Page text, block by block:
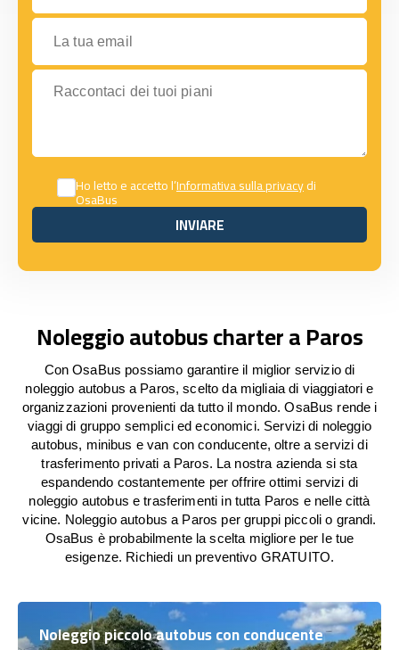
La tua email
Raccontaci dei tuoi piani
Ho letto e accetto l’Informativa sulla privacydi
OsaBus
INVIARE
INVIARE
Noleggio autobus charter a Paros
Con OsaBus possiamo garantire il miglior servizio di
noleggio autobus a Paros, scelto da migliaia di viaggiatori e
organizzazioni provenienti da tutto il mondo. OsaBus rende i
viaggi di gruppo semplici ed economici. Servizi di noleggio
autobus, minibus e van con conducente, oltre a servizi di
trasferimento privati a Paros. La nostra azienda si sta
espandendo costantemente per offrire ottimi servizi di
noleggio autobus e trasferimenti in tutta Paros e nelle città
vicine. Noleggio autobus a Paros per gruppi piccoli o grandi.
OsaBus è probabilmente la scelta migliore per le tue
esigenze. Richiedi un preventivo GRATUITO.
Noleggio piccolo autobus con conducente